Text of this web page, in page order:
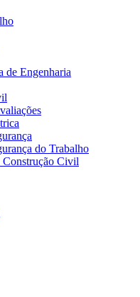
de Engenharia
do Trabalho
Construção Civil